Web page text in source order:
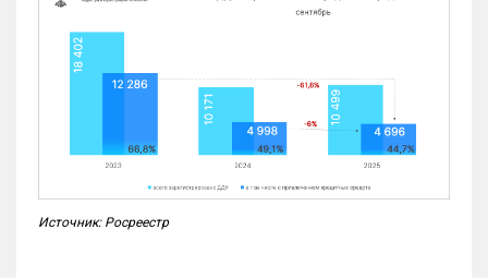
Источник: Росреестр